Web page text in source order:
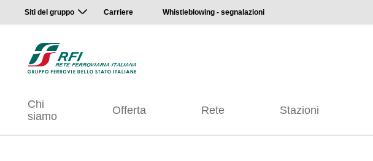
Siti del gruppo Carriere Whistleblowing - segnalazioni
Chi
siamo
Offerta Rete Stazioni